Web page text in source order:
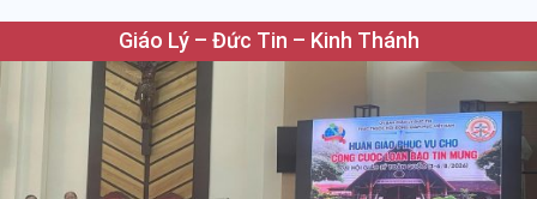
Giáo Lý – Đức Tin – Kinh Thánh